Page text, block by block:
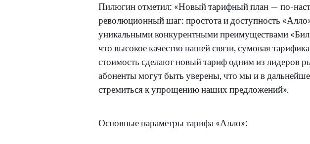
Пилюгин отметил: «Новый тарифный план — по-
революционный шаг: простота и доступность
уникальными конкурентными преимуществами
что высокое качество нашей связи, сумовая
стоимость сделают новый тариф одним из лидеров
абоненты могут быть уверены, что мы и в
стремиться к упрощению наших предложений».
Основные параметры тарифа «Алло»: